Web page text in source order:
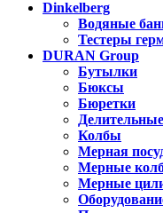
Dinkelberg
Водяные
Тестеры
DURAN Group
Бутылки
Бюксы
Бюретки
Колбы
Мерная
Мерные
Мерные